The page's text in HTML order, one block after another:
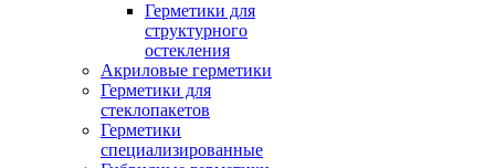
Герметики для
структурного
остекления
Акриловые герметики
Герметики для
стеклопакетов
Герметики
специализированные